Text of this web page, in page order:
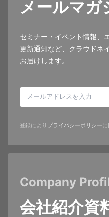
メールマガ
セミナー・イベント情報、
更新通知など、クラウドネ
お届けします。
登録により プライバシーポリシー
Company
会社紹介資